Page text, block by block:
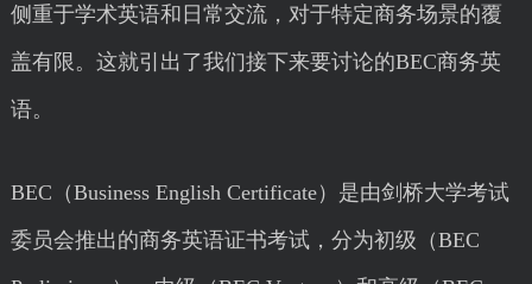
侧重于学术英语和日常交流，对于特定商务场景的覆
盖有限。这就引出了我们接下来要讨论的BEC商务英
语。
BEC（Business English Certificate）是由剑桥大学考试
委员会推出的商务英语证书考试，分为初级（BEC